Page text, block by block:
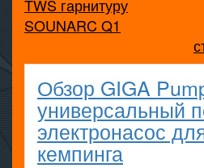
TWS гарнитуру
SOUNARC Q1
Обзор GIGA
универсальный
электронасос
кемпинга